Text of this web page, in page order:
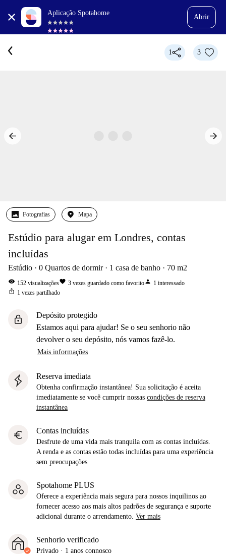
Aplicação Spotahome
Abrir
1 3
Fotografias Mapa
Estúdio para alugar em Londres, contas
incluídas
Estúdio 0 Quartos de dormir 1 casa de banho 70 m2
visibility 152 visualizaçõesfavorite 3 vezes guardado como favoritoperson 1 interessado
ios_share 1 vezes partilhado
lock
Depósito protegido
Estamos aqui para ajudar! Se o seu senhorio não
devolver o seu depósito, nós vamos fazê-lo.
Mais informações
Reserva imediata
Obtenha confirmação instantânea! Sua solicitação é aceita
imediatamente se você cumprir nossas condições de reserva
instantânea
euro Contas incluídas
Desfrute de uma vida mais tranquila com as contas incluídas.
A renda e as contas estão todas incluídas para uma experiência
sem preocupações
Spotahome PLUS
Oferece a experiência mais segura para nossos inquilinos ao
fornecer acesso aos mais altos padrões de segurança e suporte
adicional durante o arrendamento. Ver mais
Senhorio verificado
Privado · 1 anos connosco